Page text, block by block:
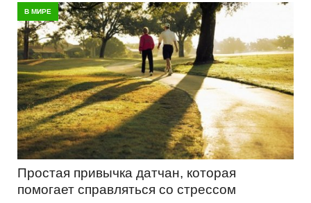
В МИРЕ
Простая привычка датчан, которая
помогает справляться со стрессом